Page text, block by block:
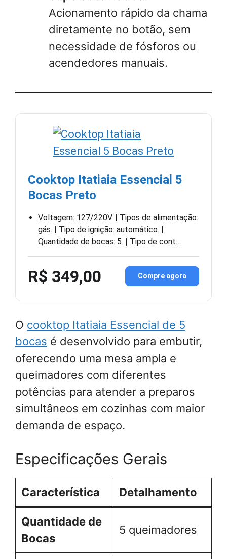
Acionamento rápido da chama
diretamente no botão, sem
necessidade de fósforos ou
acendedores manuais.
Cooktop Itatiaia Essencial 5
Bocas Preto
Voltagem: 127/220V. | Tipos de alimentação:
gás. | Tipo de ignição: automático. |
Quantidade de bocas: 5. | Tipo de cont…
R$ 349,00 Compre agora
O cooktop Itatiaia Essencial de 5
bocas é desenvolvido para embutir,
oferecendo uma mesa ampla e
queimadores com diferentes
potências para atender a preparos
simultâneos em cozinhas com maior
demanda de espaço.
Especificações Gerais
Característica Detalhamento
Quantidade de
Bocas
5 queimadores